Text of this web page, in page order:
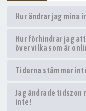
Hur ändrar jag mina
Hur förhindrar jag
över vilka som är
Tiderna stämmer
Jag ändrade
inte!